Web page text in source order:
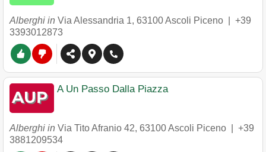
Alberghi in Via Alessandria 1, 63100Ascoli Piceno
+39
3393012873
A Un Passo Dalla Piazza
Alberghi in Via Tito Afranio 42, 63100Ascoli Piceno
+39
3881209534